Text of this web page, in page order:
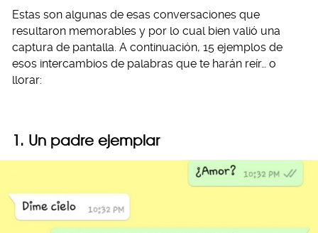
Estas son algunas de esas conversaciones que
resultaron memorables y por lo cual bien valió una
captura de pantalla. A continuación, 15 ejemplos de
esos intercambios de palabras que te harán reír… o
llorar:
1. Un padre ejemplar